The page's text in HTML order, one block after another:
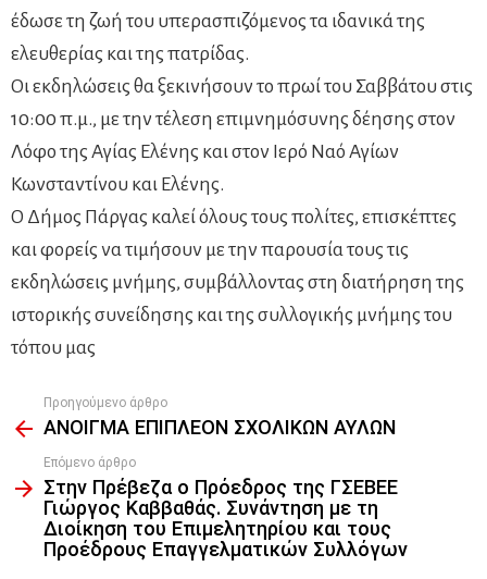
έδωσε τη ζωή του υπερασπιζόμενος τα ιδανικά της
ελευθερίας και της πατρίδας.
Οι εκδηλώσεις θα ξεκινήσουν το πρωί του Σαββάτου στις
10:00 π.μ., με την τέλεση επιμνημόσυνης δέησης στον
Λόφο της Αγίας Ελένης και στον Ιερό Ναό Αγίων
Κωνσταντίνου και Ελένης.
Ο Δήμος Πάργας καλεί όλους τους πολίτες, επισκέπτες
και φορείς να τιμήσουν με την παρουσία τους τις
εκδηλώσεις μνήμης, συμβάλλοντας στη διατήρηση της
ιστορικής συνείδησης και της συλλογικής μνήμης του
τόπου μας
more
Προηγούμενο άρθρο
ΑΝΟΙΓΜΑ ΕΠΙΠΛΕΟΝ ΣΧΟΛΙΚΩΝ ΑΥΛΩΝ
Επόμενο άρθρο
Στην Πρέβεζα ο Πρόεδρος της ΓΣΕΒΕΕ
Γιώργος Καββαθάς. Συνάντηση με τη
Διοίκηση του Επιμελητηρίου και τους
Προέδρους Επαγγελματικών Συλλόγων